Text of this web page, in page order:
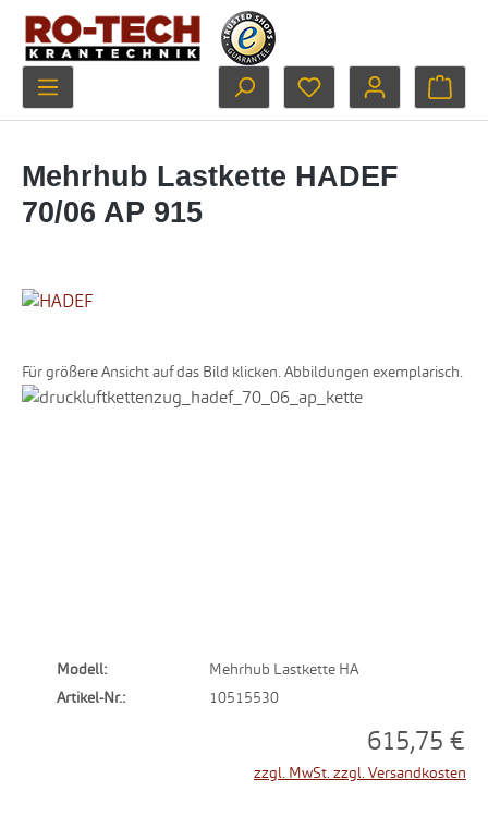
Zum Hauptinhalt springen
Du hast 0 Produkte
Mehrhub Lastkette HADEF
70/06 AP 915
Für größere Ansicht auf das Bild klicken. Abbildungen exemplarisch.
Bildergalerie überspringen
Modell:
Mehrhub Lastkette HA
Artikel-Nr.:
10515530
615,75 €
zzgl. MwSt. zzgl. Versandkosten